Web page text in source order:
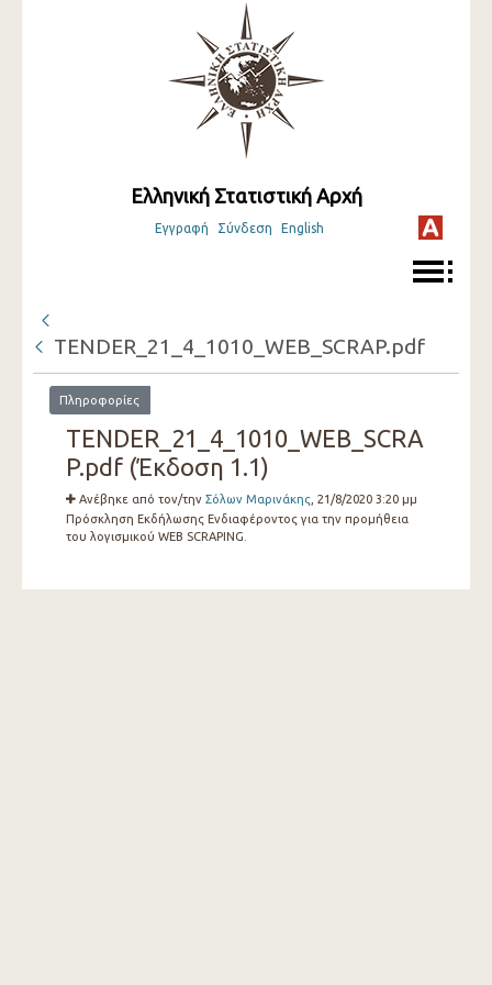
Ελληνική Στατιστική Αρχή
Εγγραφή Σύνδεση English
TENDER_21_4_1010_WEB_SCRAP.pdf
Πληροφορίες
TENDER_21_4_1010_WEB_SCRA
P.pdf (Έκδοση 1.1)
Ανέβηκε από τον/την Σόλων Μαρινάκης, 21/8/2020 3:20 μμ
Πρόσκληση Εκδήλωσης Ενδιαφέροντος για την προμήθεια
του λογισμικού WEB SCRAPING.